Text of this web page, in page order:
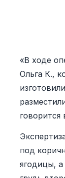
«В ходе
Ольга К.,
говорится
под
ягодицы, а